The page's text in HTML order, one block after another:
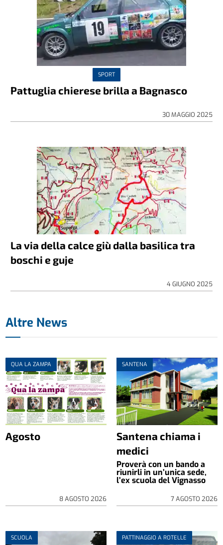
SPORT
Pattuglia chierese brilla a Bagnasco
30 MAGGIO 2025
La via della calce giù dalla basilica tra
boschi e guje
4 GIUGNO 2025
Altre News
QUA LA ZAMPA
Agosto
8 AGOSTO 2026
SANTENA
Santena chiama i
medici
Proverà con un bando a
riunirli in un’unica sede,
l’ex scuola del Vignasso
7 AGOSTO 2026
SCUOLA PATTINAGGIO A ROTELLE